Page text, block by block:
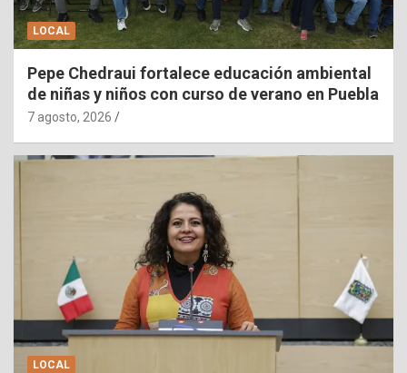
LOCAL
Pepe Chedraui fortalece educación ambiental
de niñas y niños con curso de verano en Puebla
7 agosto, 2026
LOCAL